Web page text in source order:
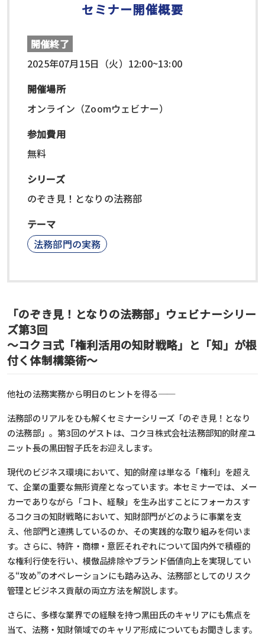
セミナー開催概要
開催終了
2025年07月15日（火）12:00~13:00
開催場所
オンライン（Zoomウェビナー）
参加費用
無料
シリーズ
のぞき見！となりの法務部
テーマ
法務部門の実務
「のぞき見！となりの法務部」ウェビナーシリー
ズ第3回
～コクヨ式「権利活用の知財戦略」と「知」が根
付く体制構築術～
他社の法務実務から明日のヒントを得る──
法務部のリアルをひも解くセミナーシリーズ「のぞき見！となり
の法務部」。第3回のゲストは、コクヨ株式会社法務部知的財産ユ
ニット長の黒田智子氏をお迎えします。
現代のビジネス環境において、知的財産は単なる「権利」を超え
て、企業の重要な無形資産となっています。本セミナーでは、メー
カーでありながら「コト、経験」を生み出すことにフォーカスす
るコクヨの知財戦略において、知財部門がどのように事業を支
え、他部門と連携しているのか、その実践的な取り組みを伺いま
す。さらに、特許・商標・意匠それぞれについて国内外で積極的
な権利行使を行い、模倣品排除やブランド価値向上を実現してい
る“攻め”のオペレーションにも踏み込み、法務部としてのリスク
管理とビジネス貢献の両立方法を解説します。
さらに、多様な業界での経験を持つ黒田氏のキャリアにも焦点を
当て、法務・知財領域でのキャリア形成についてもお聞きします。